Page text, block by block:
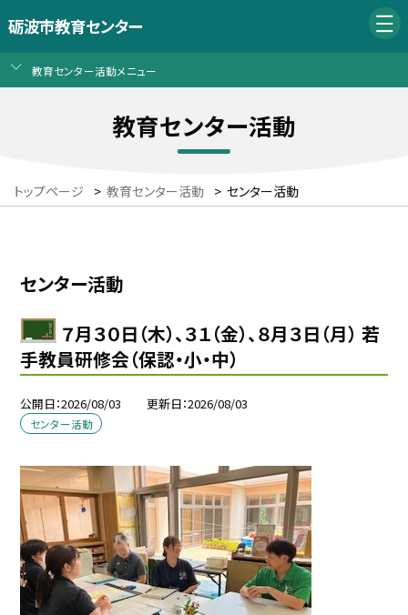
砺波市教育センター
教育センター活動メニュー
教育センター活動
トップページ > 教育センター活動 > センター活動
センター活動
７月３０日（木）、３１（金）、８月３日（月） 若
手教員研修会（保認・小・中）
公開日 2026/08/03 更新日 2026/08/03
センター活動